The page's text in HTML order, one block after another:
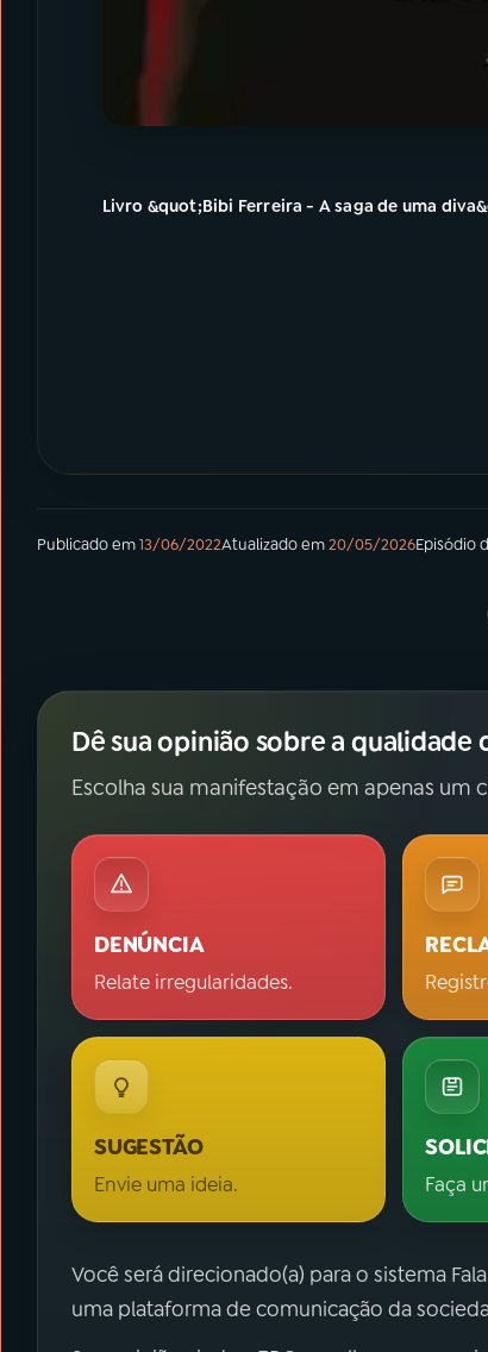
Livro &quot;Bibi Ferreira - A saga de uma
Publicado em13/06/2022Atualizado em20/05/2026Episódio
Dê sua opinião sobre a
Escolha sua manifestação em apenas um
DENÚNCIA
Relate irregularidades.
SUGESTÃO
Envie uma ideia. Faça
Você será direcionado(a) para o sistema
uma plataforma de comunicação da